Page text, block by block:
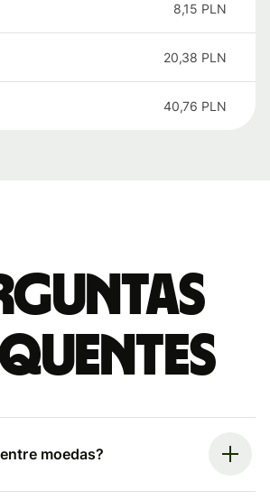
8,15 PLN
20,38 PLN
40,76 PLN
moedas?